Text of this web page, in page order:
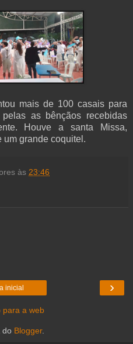
mais de 100 casais para
as bênçãos recebidas
Houve a santa Missa,
um grande coquitel.
às 23:46
›
inicial
para a web
do Blogger.